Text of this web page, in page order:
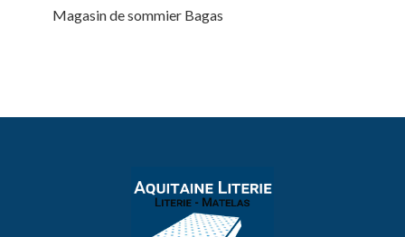
Magasin de sommier Bagas